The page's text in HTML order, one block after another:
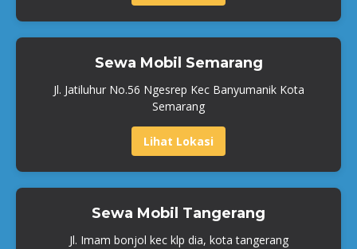
Sewa Mobil Semarang
Jl. Jatiluhur No.56 Ngesrep Kec Banyumanik Kota
Semarang
Lihat Lokasi
Sewa Mobil Tangerang
Jl. Imam bonjol kec klp dia, kota tangerang